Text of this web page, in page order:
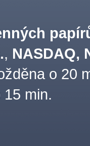
, NASDAQ,
o 20
15 min.